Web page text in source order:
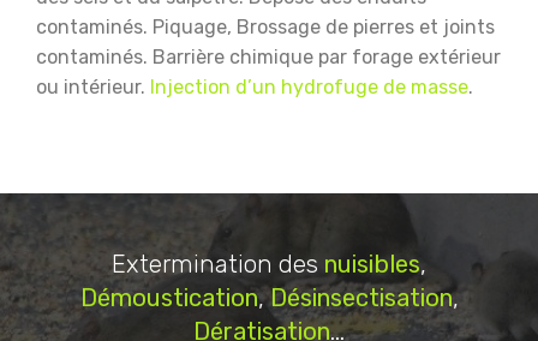
contaminés. Piquage, Brossage de pierres et joints
contaminés. Barrière chimique par forage extérieur
ou intérieur. Injection d’un hydrofuge de masse.
Extermination des nuisibles,
Démoustication,Désinsectisation,
Dératisation...